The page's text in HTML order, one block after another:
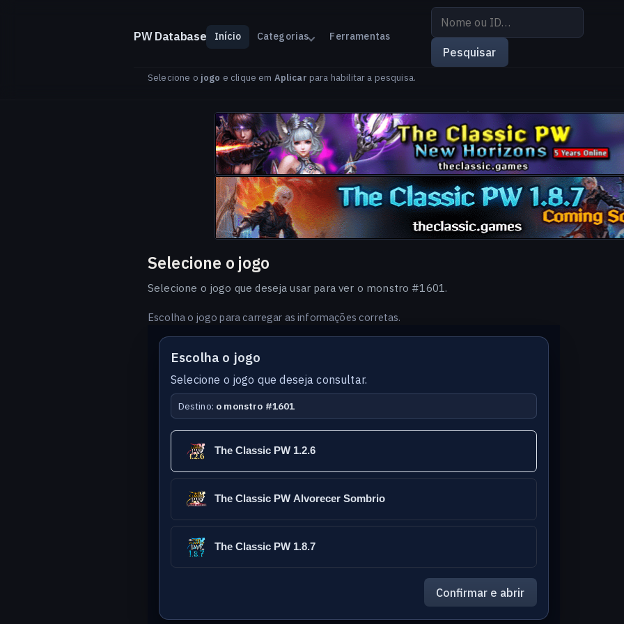
PW Database Início Categorias Ferramentas
Pesquisar
por
nome
ou
Pesquisar
Selecione o jogo e clique em Aplicar para habilitar a pesquisa.
Selecione o jogo
Selecione o jogo que deseja usar para ver o monstro #1601.
Escolha o jogo para carregar as informações corretas.
Escolha o jogo
Selecione o jogo que deseja consultar.
Destino: o monstro #1601
Versão
banco
Idioma
The Classic PW 1.2.6
The Classic PW Alvorecer Sombrio
The Classic PW 1.8.7
Confirmar e abrir